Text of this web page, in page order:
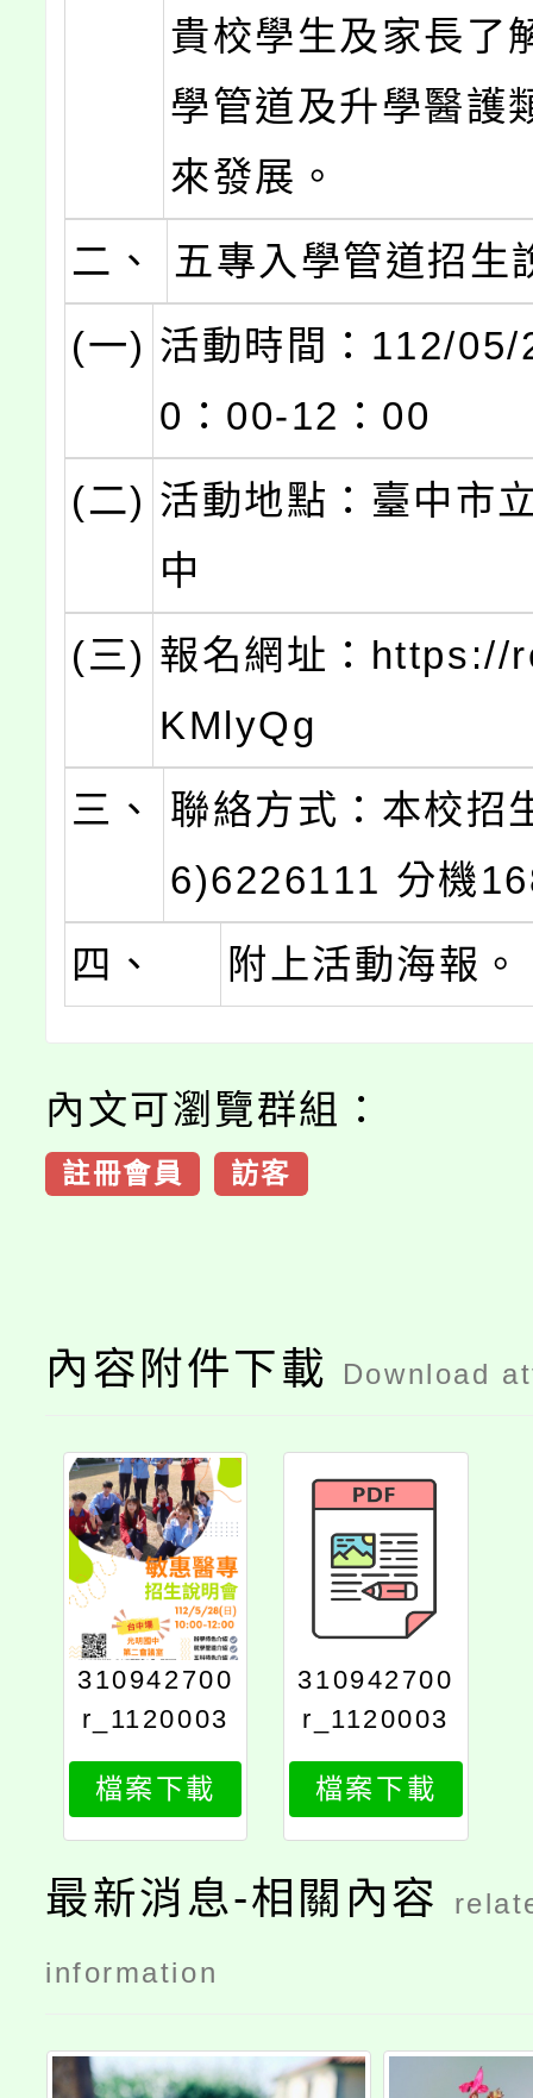
貴校學生及家長了
學管道及升學醫護
來發展。
二、
五專入學管道招生
(一) 活動時間：112/
0：00-12：00
(二) 活動地點：臺中市
中
(三) 報名網址：https://
KMlyQg
三、
聯絡方式：本校招
6)6226111 分機
四、
附上活動海報。
內文可瀏覽群組：
註冊會員 訪客
內容附件下載 Download
310942700
r_1120003
467_doc1_
attach1
檔案下載
310942700
r_1120003
467_doc1_
print
檔案下載
最新消息-相關內容
information